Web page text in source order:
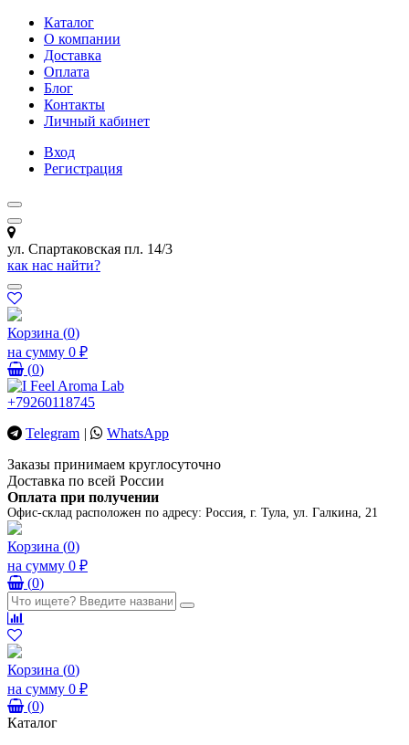
Каталог
О компании
Доставка
Оплата
Блог
Контакты
Личный кабинет
Вход
Регистрация
ул. Спартаковская пл. 14/3
как нас найти?
Корзина (0)
на сумму 0 ₽
(0)
+79260118745
Telegram |
WhatsApp
Заказы принимаем круглосуточно
Доставка по всей России
Оплата при получении
Офис-склад расположен по адресу: Россия, г. Тула, ул. Галкина, 21
Корзина (0)
на сумму 0 ₽
(0)
Корзина (0)
на сумму 0 ₽
(0)
Каталог